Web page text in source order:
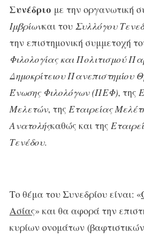
Συνέδριο με την οργανωτική
Ιμβρίωνκαι του Συλλόγου
την επιστημονική συμμετοχή
Φιλολογίας και Πολιτισμού
Δημοκρίτειου Πανεπιστημίου
Ένωσης Φιλολόγων (ΠΕΦ), της
Μελετών, της Εταιρείας
Ανατολήςκαθώς και της
Τενέδου.
Το θέμα του Συνεδρίου είναι: «
Ασίας» και θα αφορά την
κυρίων ονομάτων